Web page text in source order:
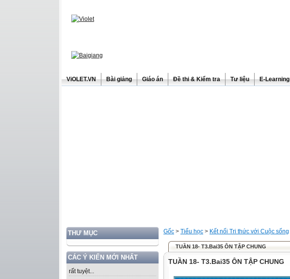
ViOLET.VN Bài giảng Giáo án Đề thi & Kiểm tra Tư liệu E-Learning
THƯ MỤC
CÁC Ý KIẾN MỚI NHẤT
rất tuyệt...
Gốc > Tiểu học > Kết nối Tri thức với Cuộc sống
TUẦN 18- T3.Bai35 ÔN TẬP CHUNG
TUẦN 18- T3.Bai35 ÔN TẬP CHUNG